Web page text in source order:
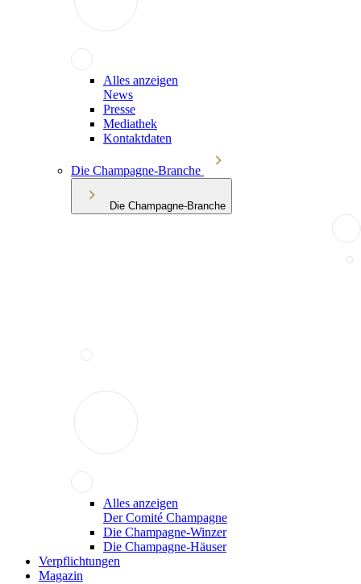
Alles anzeigen
News
Presse
Mediathek
Kontaktdaten
Die Champagne-Branche
Die Champagne-Branche
Alles anzeigen
Der Comité Champagne
Die Champagne-Winzer
Die Champagne-Häuser
Verpflichtungen
Magazin